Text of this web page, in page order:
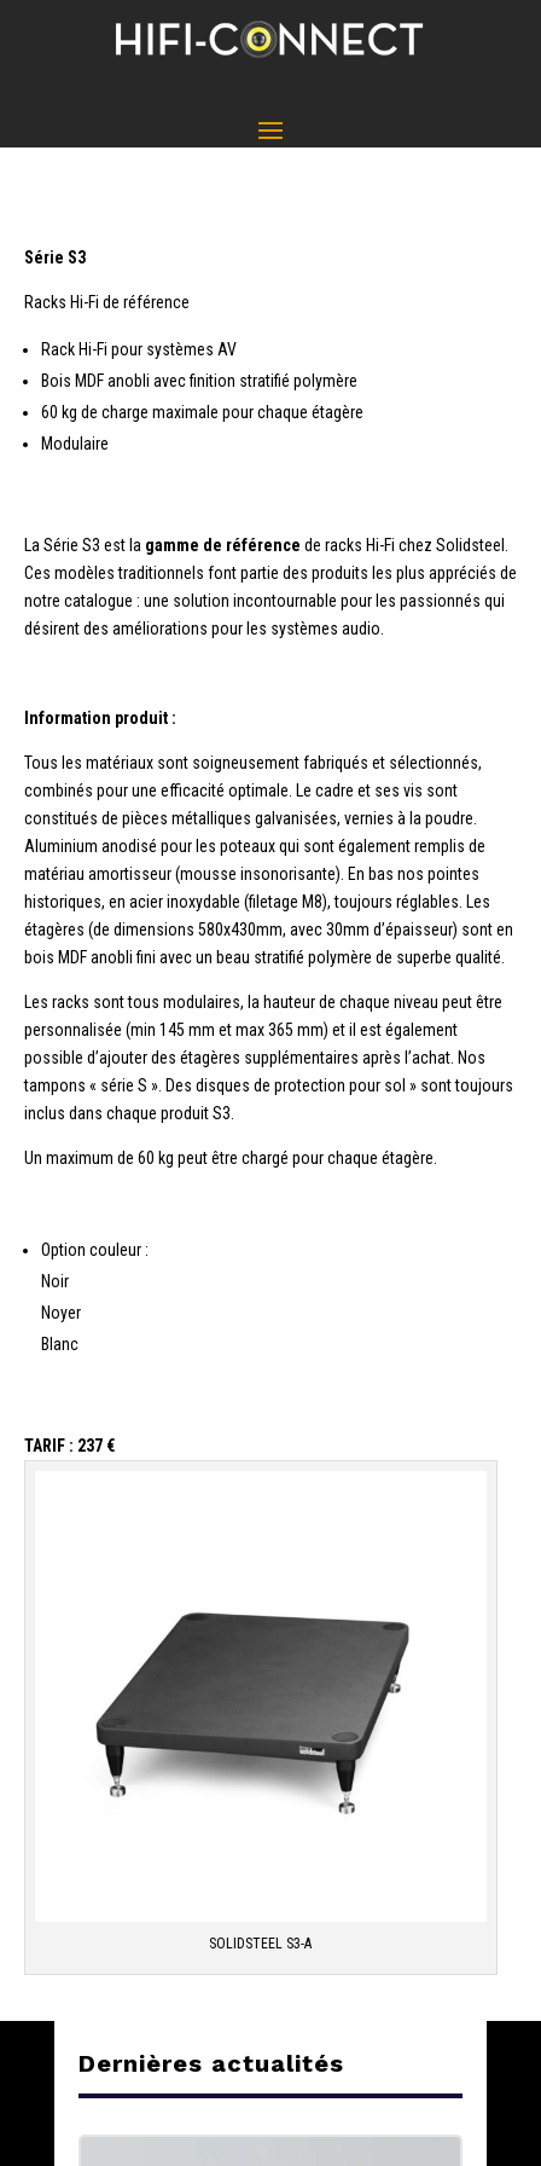
Série S3
Racks Hi-Fi de référence
Rack Hi-Fi pour systèmes AV
Bois MDF anobli avec finition stratifié polymère
60 kg de charge maximale pour chaque étagère
Modulaire
La Série S3 est la gamme de référence de racks Hi-Fi chez Solidsteel.
Ces modèles traditionnels font partie des produits les plus appréciés de
notre catalogue : une solution incontournable pour les passionnés qui
désirent des améliorations pour les systèmes audio.
Information produit :
Tous les matériaux sont soigneusement fabriqués et sélectionnés,
combinés pour une efficacité optimale. Le cadre et ses vis sont
constitués de pièces métalliques galvanisées, vernies à la poudre.
Aluminium anodisé pour les poteaux qui sont également remplis de
matériau amortisseur (mousse insonorisante). En bas nos pointes
historiques, en acier inoxydable (filetage M8), toujours réglables. Les
étagères (de dimensions 580x430mm, avec 30mm d’épaisseur) sont en
bois MDF anobli fini avec un beau stratifié polymère de superbe qualité.
Les racks sont tous modulaires, la hauteur de chaque niveau peut être
personnalisée (min 145 mm et max 365 mm) et il est également
possible d’ajouter des étagères supplémentaires après l’achat. Nos
tampons « série S ». Des disques de protection pour sol » sont toujours
inclus dans chaque produit S3.
Un maximum de 60 kg peut être chargé pour chaque étagère.
Option couleur :
Noir
Noyer
Blanc
TARIF : 237 €
SOLIDSTEEL S3-A
Dernières actualités